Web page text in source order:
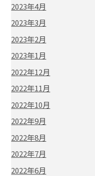
2023年4月
2023年3月
2023年2月
2023年1月
2022年12月
2022年11月
2022年10月
2022年9月
2022年8月
2022年7月
2022年6月